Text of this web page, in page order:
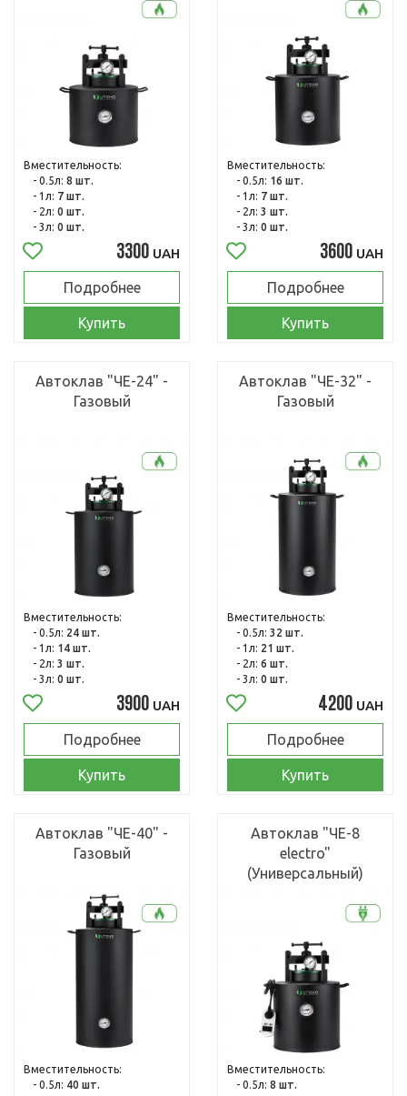
Вместительность:
- 0.5л: 8 шт.
- 1л: 7 шт.
- 2л: 0 шт.
- 3л: 0 шт.
3300 UAH
Подробнее
Купить
Вместительность:
- 0.5л: 16 шт.
- 1л: 7 шт.
- 2л: 3 шт.
- 3л: 0 шт.
3600 UAH
Подробнее
Купить
Автоклав "ЧЕ-24" -
Газовый
Вместительность:
- 0.5л: 24 шт.
- 1л: 14 шт.
- 2л: 3 шт.
- 3л: 0 шт.
3900 UAH
Подробнее
Купить
Автоклав "ЧЕ-32" -
Газовый
Вместительность:
- 0.5л: 32 шт.
- 1л: 21 шт.
- 2л: 6 шт.
- 3л: 0 шт.
4200 UAH
Подробнее
Купить
Автоклав "ЧЕ-40" -
Газовый
Вместительность:
- 0.5л: 40 шт.
Автоклав "ЧЕ-8
electro"
(Универсальный)
Вместительность:
- 0.5л: 8 шт.